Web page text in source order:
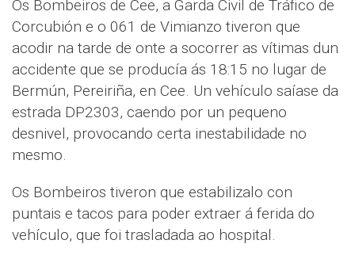
Os Bombeiros de Cee, a Garda Civil de Tráfico de
Corcubión e o 061 de Vimianzo tiveron que
acodir na tarde de onte a socorrer as vítimas dun
accidente que se producía ás 18:15 no lugar de
Bermún, Pereiriña, en Cee. Un vehículo saíase da
estrada DP2303, caendo por un pequeno
desnivel, provocando certa inestabilidade no
mesmo.
Os Bombeiros tiveron que estabilizalo con
puntais e tacos para poder extraer á ferida do
vehículo, que foi trasladada ao hospital.